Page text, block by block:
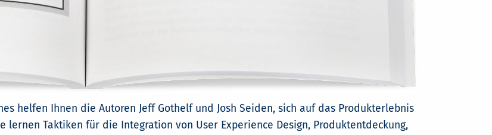
helfen Ihnen die Autoren Jeff Gothelf und Josh Seiden, sich auf das Produkterlebnis
lernen Taktiken für die Integration von User Experience Design, Produktentdeckung,